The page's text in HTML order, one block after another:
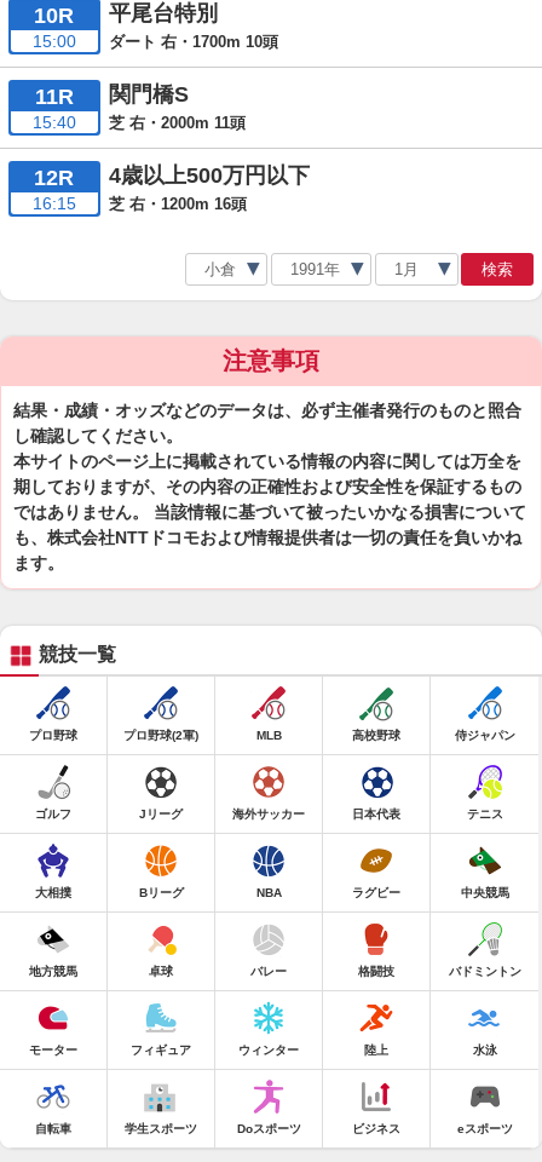
10R
15:00
平尾台特別
ダート 右・1700m 10頭
11R
15:40
関門橋S
芝 右・2000m 11頭
12R
16:15
4歳以上500万円以下
芝 右・1200m 16頭
検索
注意事項
結果・成績・オッズなどのデータは、必ず主催者発行のものと照合
し確認してください。
本サイトのページ上に掲載されている情報の内容に関しては万全を
期しておりますが、その内容の正確性および安全性を保証するもの
ではありません。 当該情報に基づいて被ったいかなる損害について
も、株式会社NTTドコモおよび情報提供者は一切の責任を負いかね
ます。
競技一覧
プロ野球 プロ野球(2軍) MLB 高校野球 侍ジャパン
ゴルフ Jリーグ 海外サッカー 日本代表 テニス
大相撲 Bリーグ NBA ラグビー 中央競馬
地方競馬 卓球 バレー 格闘技 バドミントン
モーター フィギュア ウィンター 陸上 水泳
自転車 学生スポーツ Doスポーツ ビジネス eスポーツ